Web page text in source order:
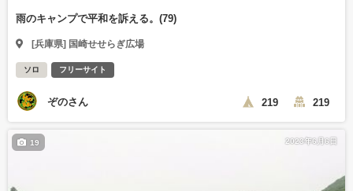
雨のキャンプで平和を訴える。(79)
[兵庫県] 国崎せせらぎ広場
ソロ フリーサイト
ぞのさん 219 219
2023年6月6日
19